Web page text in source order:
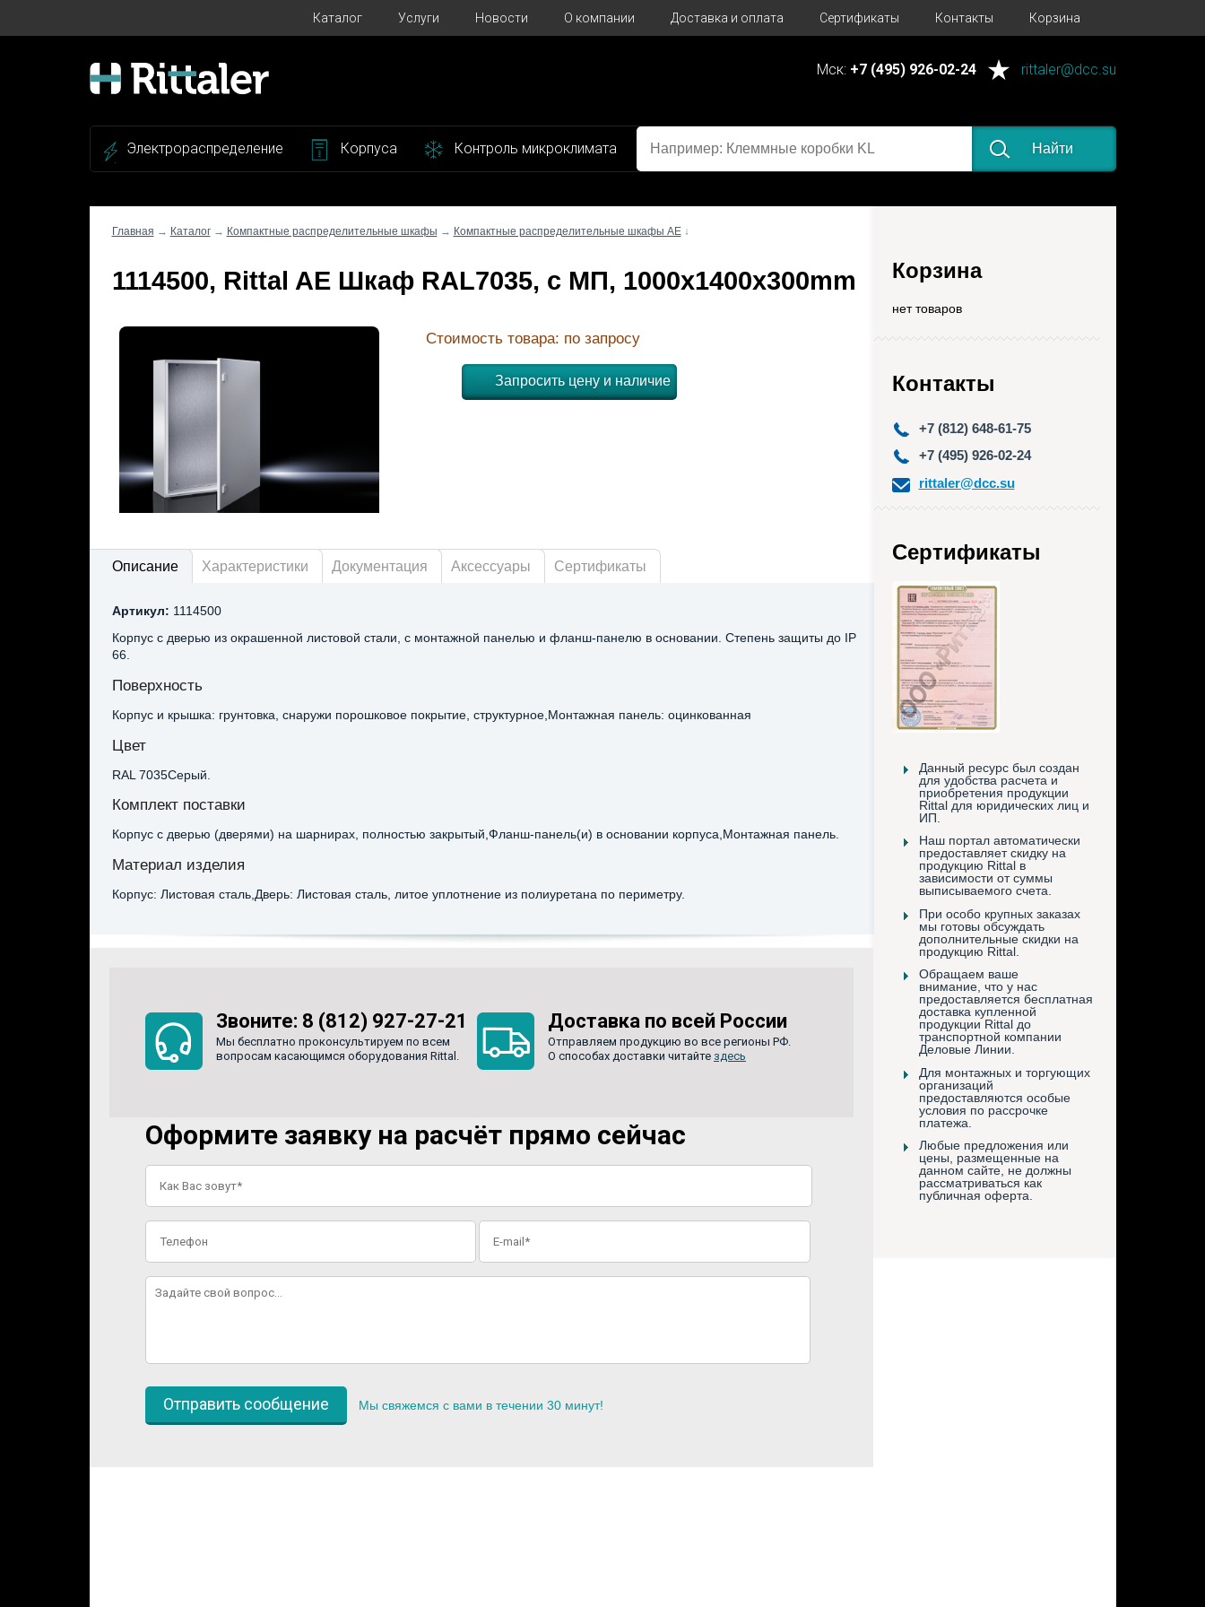
Каталог Услуги Новости О компании Доставка и оплата Сертификаты Контакты Корзина
Мск: +7 (495) 926-02-24 rittaler@dcc.su
Электрораспределение Корпуса Контроль микроклимата Найти
Корзина
нет товаров
Контакты
+7 (812) 648-61-75
+7 (495) 926-02-24
rittaler@dcc.su
Сертификаты
Данный ресурс был создан
для удобства расчета и
приобретения продукции
Rittal для юридических лиц и
ИП.
Наш портал автоматически
предоставляет скидку на
продукцию Rittal в
зависимости от суммы
выписываемого счета.
При особо крупных заказах
мы готовы обсуждать
дополнительные скидки на
продукцию Rittal.
Обращаем ваше
внимание, что у нас
предоставляется бесплатная
доставка купленной
продукции Rittal до
транспортной компании
Деловые Линии.
Для монтажных и торгующих
организаций
предоставляются особые
условия по рассрочке
платежа.
Любые предложения или
цены, размещенные на
данном сайте, не должны
рассматриваться как
публичная оферта.
Главная → Каталог→ Компактные распределительные шкафы → Компактные распределительные шкафы AE ↓
1114500, Rittal AE Шкаф RAL7035, с МП, 1000x1400x300mm
Стоимость товара: по запросу
Запросить цену и наличие
Описание Характеристики Документация Аксессуары Сертификаты
Артикул: 1114500
Корпус с дверью из окрашенной листовой стали, с монтажной панелью и фланш-панелю в основании. Степень защиты до IP
66.
Поверхность
Корпус и крышка: грунтовка, снаружи порошковое покрытие, структурное,Монтажная панель: оцинкованная
Цвет
RAL 7035Серый.
Комплект поставки
Корпус с дверью (дверями) на шарнирах, полностью закрытый,Фланш-панель(и) в основании корпуса,Монтажная панель.
Материал изделия
Корпус: Листовая сталь,Дверь: Листовая сталь, литое уплотнение из полиуретана по периметру.
Звоните: 8 (812) 927-27-21
Мы бесплатно проконсультируем по всем
вопросам касающимся оборудования Rittal.
Доставка по всей России
Отправляем продукцию во все регионы РФ.
О способах доставки читайте здесь
Оформите заявку на расчёт прямо сейчас
Мы свяжемся с вами в течении 30 минут!